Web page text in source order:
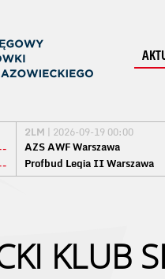
2LM | 2026-09-19 00:00
AZS AWF Warszawa
Profbud Legia II Warszawa
KLUB